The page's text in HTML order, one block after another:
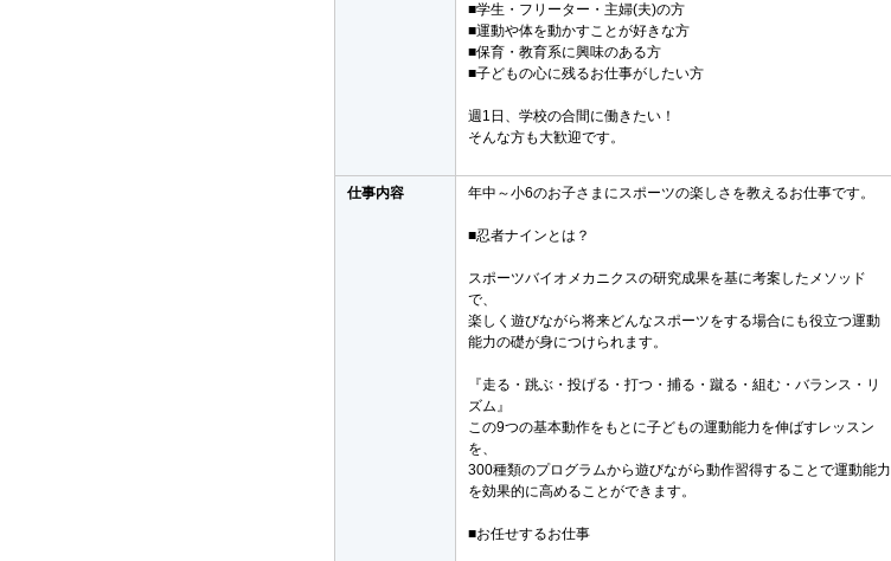
■学生・フリーター・主婦(夫)の方
■運動や体を動かすことが好きな方
■保育・教育系に興味のある方
■子どもの心に残るお仕事がしたい方
週1日、学校の合間に働きたい！
そんな方も大歓迎です。
仕事内容 年中～小6のお子さまにスポーツの楽しさを教えるお仕事です。
■忍者ナインとは？
スポーツバイオメカニクスの研究成果を基に考案したメソッド
で、
楽しく遊びながら将来どんなスポーツをする場合にも役立つ運動
能力の礎が身につけられます。
『走る・跳ぶ・投げる・打つ・捕る・蹴る・組む・バランス・リ
ズム』
この9つの基本動作をもとに子どもの運動能力を伸ばすレッスン
を、
300種類のプログラムから遊びながら動作習得することで運動能力
を効果的に高めることができます。
■お任せするお仕事